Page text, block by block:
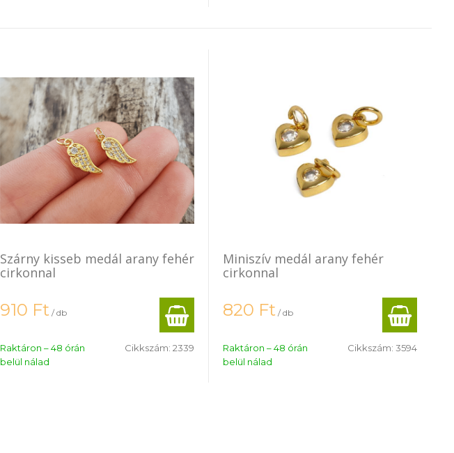
Szárny kisseb medál arany fehér
cirkonnal
910 Ft / db
Raktáron – 48 órán
belül nálad
Cikkszám: 2339
Miniszív medál arany fehér
cirkonnal
820 Ft / db
Raktáron – 48 órán
belül nálad
Cikkszám: 3594